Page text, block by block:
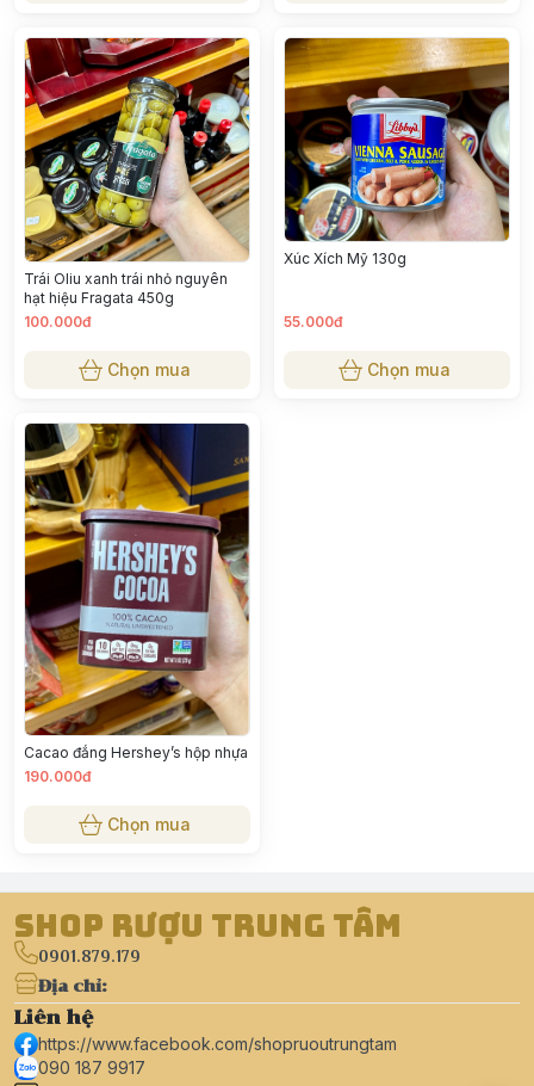
Trái Oliu xanh trái nhỏ nguyên
hạt hiệu Fragata 450g
100.000đ
Chọn mua
Xúc Xích Mỹ 130g
55.000đ
Chọn mua
Cacao đắng Hershey’s hộp nhựa
190.000đ
Chọn mua
Shop Rượu Trung Tâm
0901.879.179
Địa chỉ:
Liên hệ
https://www.facebook.com/shopruoutrungtam
090 187 9917